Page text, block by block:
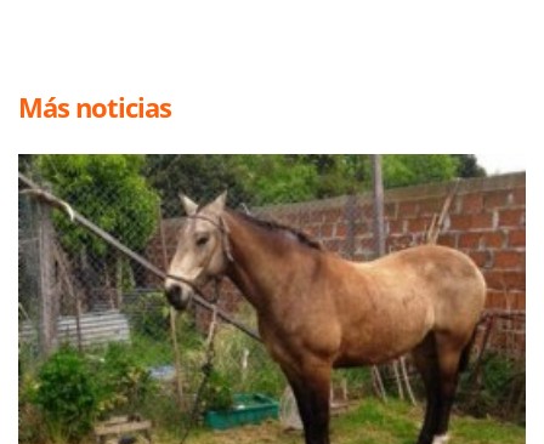
Más noticias